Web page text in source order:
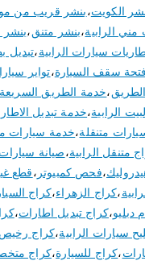
الكويت،بنشر قريب من
الرابية،بنشر متنق،بنشر
سيارات الرابية،تبديل
سقف السيارة،تواير سيارات
،خدمة الطريق السريعة
الرابية،خدمة تبديل
متنقلة،خدمة سيارات
متنقل الرابية،صيانة سيارات
،فحص كمبيوتر ،قطع
،كراج الزهراء،كراج
دبليو،كراج تبديل اطارات،
سيارات الرابية،كراج رخيص
،كراج للسيارة،كراج